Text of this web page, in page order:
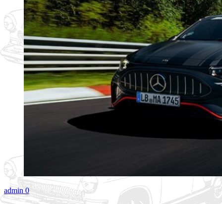
admin 0